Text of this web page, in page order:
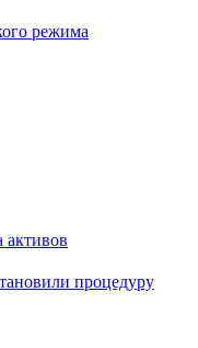
режима
активов
процедуру